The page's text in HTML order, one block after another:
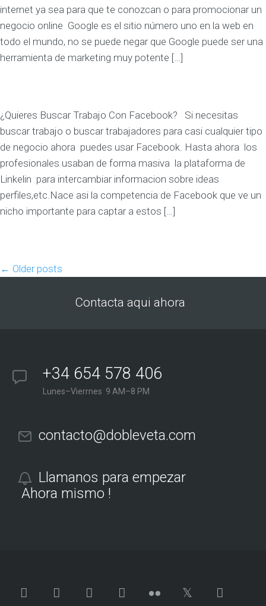
internet ya sea para que te conozcan o para promocionar un
negocio online Google es el sitio número uno en la web en
todo el mundo, no se puede negar que Google puede ser una
herramienta de marketing muy potente […]
¿Quieres Buscar Trabajo Con Facebook? Si necesitas
buscar trabajo o buscar trabajadores para casi cualquier tipo
de negocio ahora puedes usar Facebook. Hasta ahora los
profesionales usaban de forma masiva la plataforma de
Linkelin para intercambiar informacion sobre ideas
perfiles,etc.Nace asi la competencia de Facebook que ve un
nicho importante para captar a estos […]
← Older posts
Contacta aqui ahora
+34 654 578 406
Lunes–Vierrnes 9 AM–8 PM
contacto@dobleveta.com
Llamanos para empezar
Ahora mismo !